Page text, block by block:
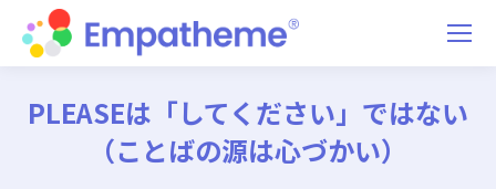
PLEASEは「してください」ではない
（ことばの源は心づかい）